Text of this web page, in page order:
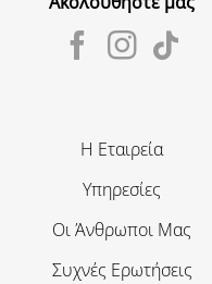
Η Εταιρεία
Υπηρεσίες
Οι Άνθρωποι Μας
Συχνές Ερωτήσεις